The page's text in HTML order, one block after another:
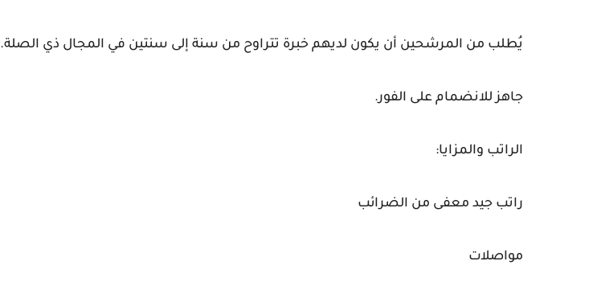
يُطلب من المرشحين أن يكون لديهم خبرة تتراوح من سنة إلى سنتين في المجال ذي الصلة.
جاهز للانضمام على الفور.
الراتب والمزايا:
راتب جيد معفى من الضرائب
مواصلات